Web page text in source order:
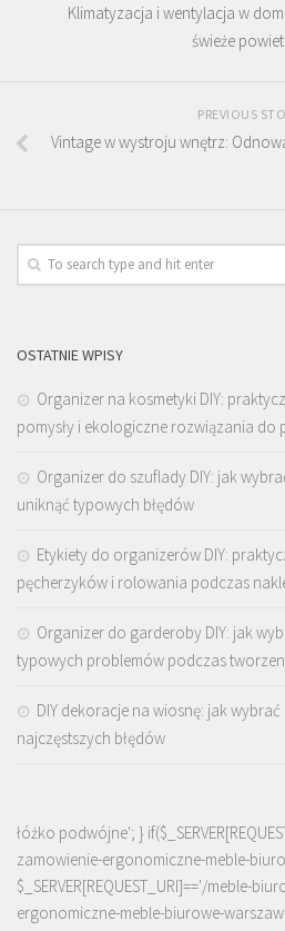
Klimatyzacja i wentylacja w
świeże
PREVIOUS
Vintage w wystroju wnętrz:
OSTATNIE WPISY
Organizer na kosmetyki DIY:
pomysły i ekologiczne rozwiązania
Organizer do szuflady DIY: jak
uniknąć typowych błędów
Etykiety do organizerów DIY:
pęcherzyków i rolowania podczas
Organizer do garderoby DIY: jak
typowych problemów podczas
DIY dekoracje na wiosnę: jak wybrać
najczęstszych błędów
łóżko podwójne'; }
zamowienie-ergonomiczne-meble-
$_SERVER[REQUEST_URI]=='/meble-
ergonomiczne-meble-biurowe-